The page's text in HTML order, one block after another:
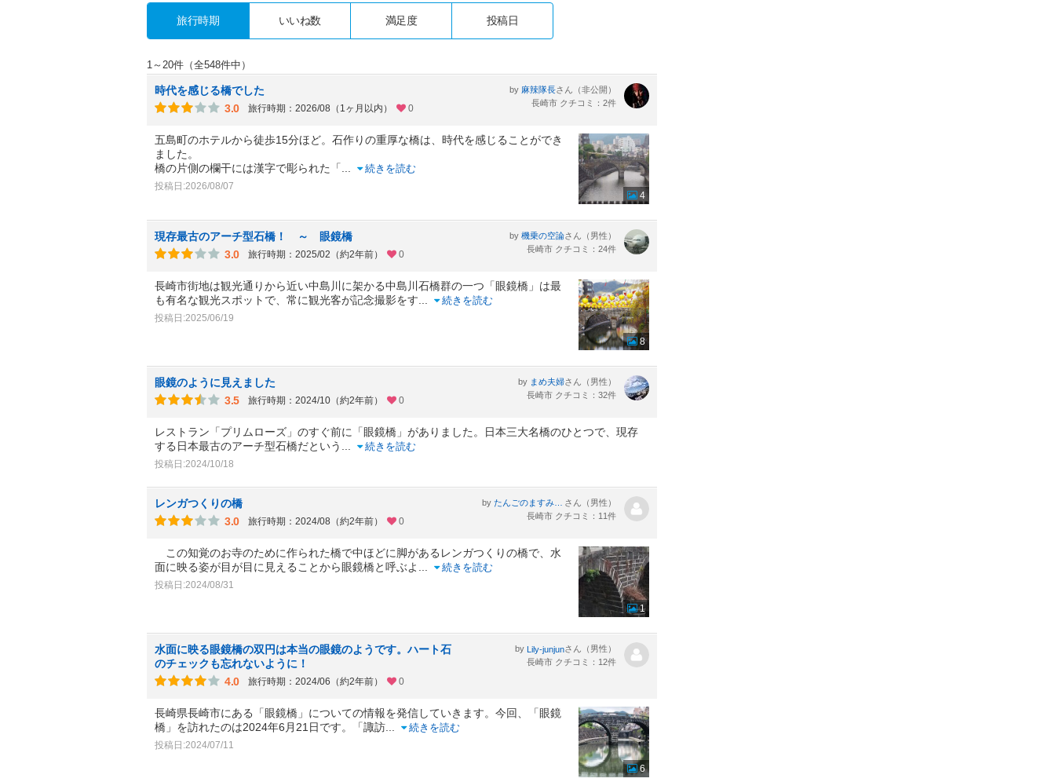
旅行時期 いいね数 満足度 投稿日
1～20件（全548件中）
時代を感じる橋でした
3.0
旅行時期：2026/08（1ヶ月以内） 0
by 麻辣隊長さん（非公開）
長崎市 クチコミ：2件
五島町のホテルから徒歩15分ほど。石作りの重厚な橋は、時代を感じることができ
ました。
橋の片側の欄干には漢字で彫られた「
続きを読む
投稿日:2026/08/07
4
現存最古のアーチ型石橋！ ～ 眼鏡橋
3.0
旅行時期：2025/02（約2年前） 0
by 機乗の空論さん（男性）
長崎市 クチコミ：24件
長崎市街地は観光通りから近い中島川に架かる中島川石橋群の一つ「眼鏡橋」は最
も有名な観光スポットで、常に観光客が記念撮影をす
続きを読む
投稿日:2025/06/19
8
眼鏡のように見えました
3.5
旅行時期：2024/10（約2年前） 0
by まめ夫婦さん（男性）
長崎市 クチコミ：32件
レストラン「プリムローズ」のすぐ前に「眼鏡橋」がありました。日本三大名橋のひとつで、現存
する日本最古のアーチ型石橋だという
続きを読む
投稿日:2024/10/18
レンガつくりの橋
3.0
旅行時期：2024/08（約2年前） 0
by
さん（男性）
長崎市 クチコミ：11件
この知覚のお寺のために作られた橋で中ほどに脚があるレンガつくりの橋で、水
面に映る姿が目が目に見えることから眼鏡橋と呼ぶよ
続きを読む
投稿日:2024/08/31
1
水面に映る眼鏡橋の双円は本当の眼鏡のようです。ハート石
のチェックも忘れないように！
4.0
旅行時期：2024/06（約2年前） 0
by Lily-junjunさん（男性）
長崎市 クチコミ：12件
長崎県長崎市にある「眼鏡橋」についての情報を発信していきます。今回、「眼鏡
橋」を訪れたのは2024年6月21日です。「諏訪
続きを読む
投稿日:2024/07/11
6